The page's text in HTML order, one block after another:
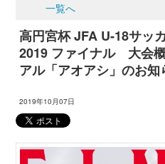
一覧へ
高円宮杯 JFA U-18サッ
2019 ファイナル 大会
アル「アオアシ」のお知
2019年10月07日